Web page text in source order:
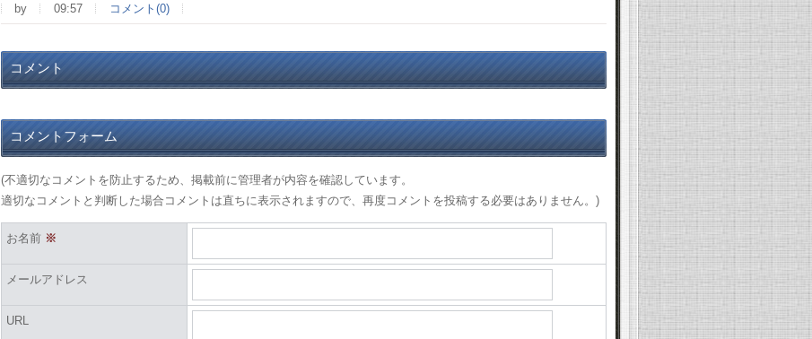
by 09:57 コメント(0)
コメント
コメントフォーム
(不適切なコメントを防止するため、掲載前に管理者が内容を確認しています。
適切なコメントと判断した場合コメントは直ちに表示されますので、再度コメントを投稿する必要はありません。)
お名前 ※
メールアドレス
URL